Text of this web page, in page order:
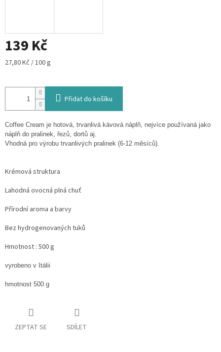
139 Kč
Měrná
27,80 Kč / 100 g
Přidat do košíku
Coffee Cream je hotová, trvanlivá kávová náplň, nejvíce používaná jako
náplň do pralinek, řezů, dortů aj.
Vhodná pro výrobu trvanlivých pralinek (6-12 měsíců).
Krémová struktura
Lahodná ovocná plná chuť
Přírodní aroma a barvy
Bez hydrogenovaných tuků
Hmotnost : 500 g
vyrobeno v Itálii
hmotnost 500 g
ZEPTAT SE SDÍLET